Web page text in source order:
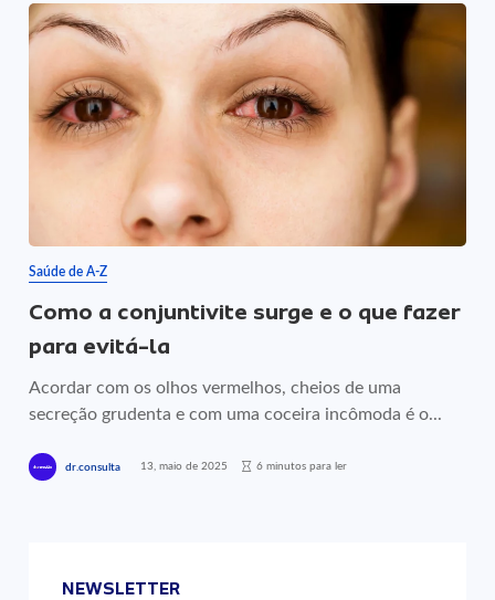
Saúde de A-Z
Como a conjuntivite surge e o que fazer
para evitá-la
Acordar com os olhos vermelhos, cheios de uma
secreção grudenta e com uma coceira incômoda é o...
dr.consulta 13, maio de 2025 6 minutos para ler
NEWSLETTER